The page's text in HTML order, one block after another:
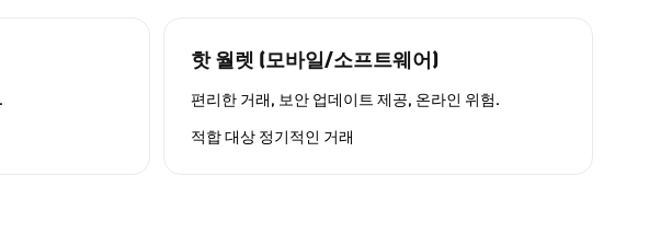
핫 월렛 (모바일/소프트웨어)
편리한 거래, 보안 업데이트 제공, 온라인 위험.
적합 대상 정기적인 거래